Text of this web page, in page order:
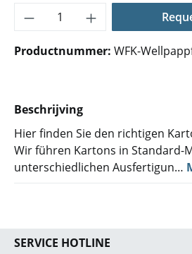
Producthoeveelheid:
Productnummer: WFK-
Beschrijving
Hier finden Sie den richtigen
Wir führen Kartons in Standard-
unterschiedlichen Ausfertigun…
SERVICE HOTLINE